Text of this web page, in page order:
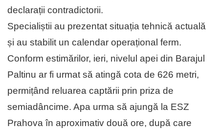
declarații contradictorii.
Specialiștii au prezentat situația tehnică actuală
și au stabilit un calendar operațional ferm.
Conform estimărilor, ieri, nivelul apei din Barajul
Paltinu ar fi urmat să atingă cota de 626 metri,
permițând reluarea captării prin priza de
semiadâncime. Apa urma să ajungă la ESZ
Prahova în aproximativ două ore, după care